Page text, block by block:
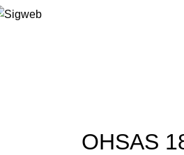
OHSAS